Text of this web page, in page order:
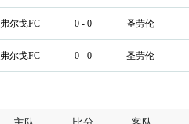
弗尔戈FC 0 - 0 圣劳伦
弗尔戈FC 0 - 0 圣劳伦